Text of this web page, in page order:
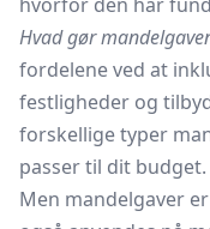
Hvad gør
fordelene ved at
festligheder og
forskellige typer
passer til dit budget.
Men mandelgaver